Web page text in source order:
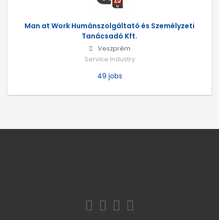
Man at Work Humánszolgáltató és Személyzeti
Tanácsadó Kft.
Veszprém
Service Industry
49 jobs